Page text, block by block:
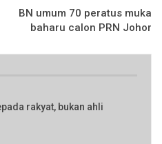
BN umum 70 peratus muka
baharu calon PRN Johor
rakyat, bukan ahli